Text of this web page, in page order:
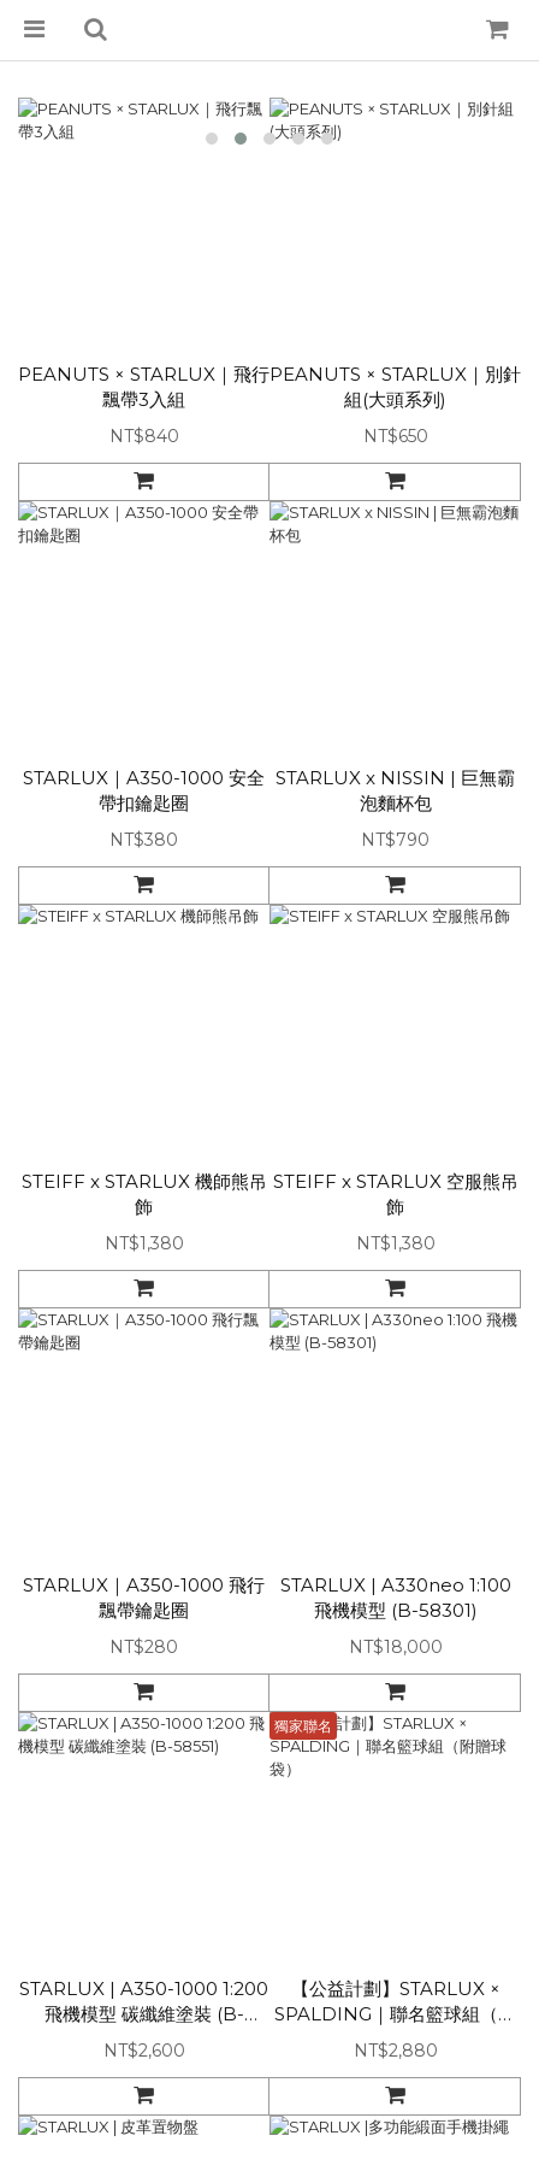
PEANUTS × STARLUX｜飛行
飄帶3入組
NT$840
PEANUTS × STARLUX｜別針
組(大頭系列)
NT$650
STARLUX｜A350-1000 安全
帶扣鑰匙圈
NT$380
STARLUX x NISSIN | 巨無霸
泡麵杯包
NT$790
STEIFF x STARLUX 機師熊吊
飾
NT$1,380
STEIFF x STARLUX 空服熊吊
飾
NT$1,380
STARLUX｜A350-1000 飛行
飄帶鑰匙圈
NT$280
STARLUX | A330neo 1:100
飛機模型 (B-58301)
NT$18,000
STARLUX | A350-1000 1:200
飛機模型 碳纖維塗裝 (B-
58551)
NT$2,600
獨家聯名
【公益計劃】STARLUX ×
SPALDING｜聯名籃球組（附
贈球袋）
NT$2,880